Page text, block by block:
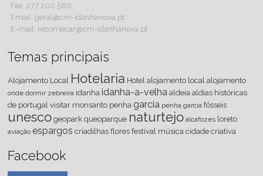
Fax: 277 200 580
Email: geral@cm-idanhanova.pt
E-mail: recomecar@cm-idanhanova.pt
Temas principais
Alojamento Local Hotelaria Hotel alojamento local alojamento
onde dormir zebreira idanha idanha-a-velha aldeia aldias históricas
de portugal visitar monsanto penha garcia penha garcia fósseis
unesco geopark queoparque naturtejo alcafozes loreto
aviação espargos criadilhas flores festival música cidade criativa
Facebook